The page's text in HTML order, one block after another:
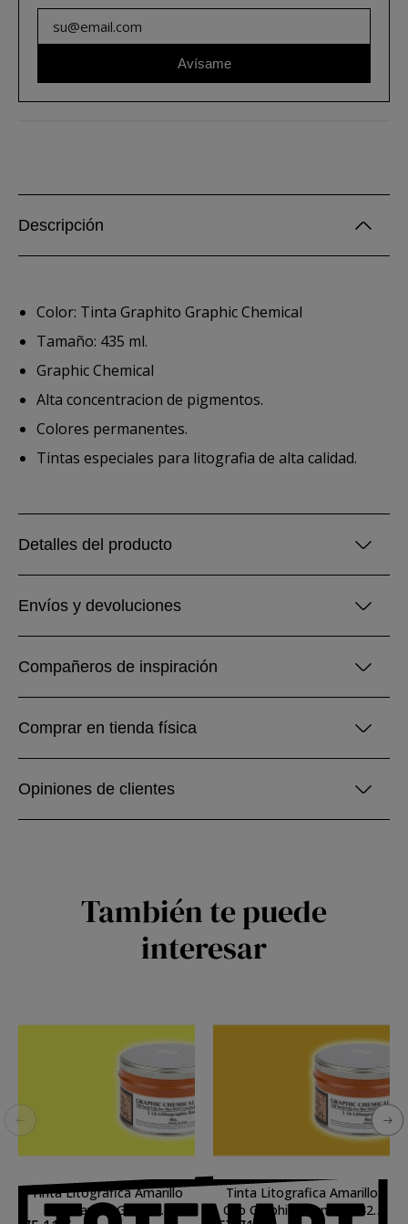
Avísame
Descripción
Color: Tinta Graphito Graphic Chemical
Tamaño: 435 ml.
Graphic Chemical
Alta concentracion de pigmentos.
Colores permanentes.
Tintas especiales para litografia de alta calidad.
Detalles del producto
Envíos y devoluciones
Compañeros de inspiración
Comprar en tienda física
Opiniones de clientes
También te puede
interesar
Tinta Litografica Amarillo
Primavera Graphic
Tinta Litografica Amarillo
Oro Graphic Chemical, 425